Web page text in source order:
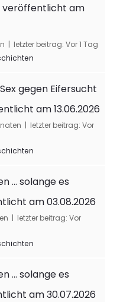
veröffentlicht am
| letzter beitrag: Vor 1 Tag
gegen Eifersucht
am 13.06.2026
| letzter beitrag: Vor
… solange es
am 03.08.2026
| letzter beitrag: Vor
… solange es
am 30.07.2026